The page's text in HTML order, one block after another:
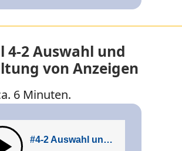
4-2 Auswahl und
von Anzeigen
6 Minuten.